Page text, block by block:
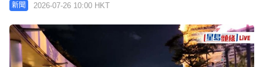
新聞 2026-07-26 10:00 HKT